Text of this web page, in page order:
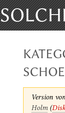
Version
Holm (